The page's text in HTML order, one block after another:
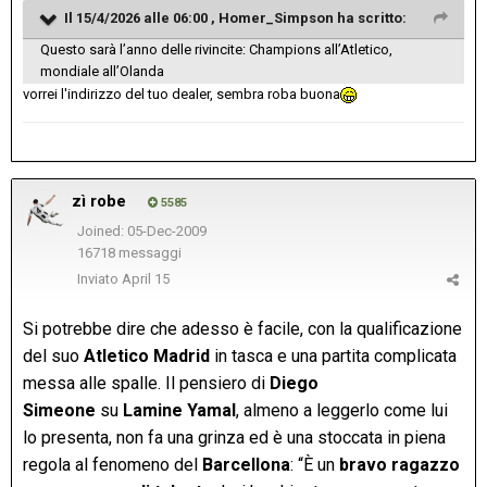
Il 15/4/2026 alle 06:00 , Homer_Simpson ha scritto:
Questo sarà l’anno delle rivincite: Champions all’Atletico,
mondiale all’Olanda
vorrei l'indirizzo del tuo dealer, sembra roba buona
zì robe 5585
Joined: 05-Dec-2009
16718 messaggi
Inviato April 15
Si potrebbe dire che adesso è facile, con la qualificazione
del suo Atletico Madrid in tasca e una partita complicata
messa alle spalle. Il pensiero di Diego
Simeone su Lamine Yamal , almeno a leggerlo come lui
lo presenta, non fa una grinza ed è una stoccata in piena
regola al fenomeno del Barcellona: “È un bravo ragazzo